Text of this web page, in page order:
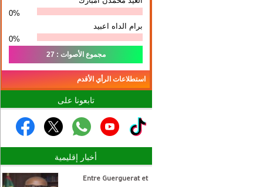
0%
برام الداه اعبيد
0%
مجموع الأصوات : 27
استطلاعات الرأي الأقدم
تابعونا على
أخبار إقليمية
Entre Guerguerat et